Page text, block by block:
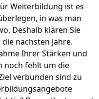
Weiterbildung ist es
in was man
Deshalb klären Sie
nächsten Jahre.
Ihrer Stärken und
noch fehlt um die
verbunden sind zu